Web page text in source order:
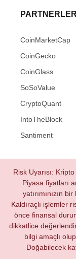
CoinMarketCap
CoinGecko
CoinGlass
SoSoValue
CryptoQuant
IntoTheBlock
Santiment
Risk Uyarısı:
Piyasa fiyatları
yatırımınızın
Kaldıraçlı işlemler
önce finansal
dikkatlice
bilgi amaçlı
Doğabilecek